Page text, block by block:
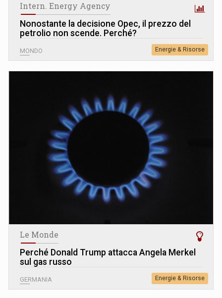
Intern. Energy Agency
Nonostante la decisione Opec, il prezzo del
petrolio non scende. Perché?
MONDO Energie & Risorse
Le Monde
Perché Donald Trump attacca Angela Merkel
sul gas russo
GERMANIA Energie & Risorse